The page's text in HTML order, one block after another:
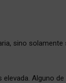
sino solamente
Alguno de